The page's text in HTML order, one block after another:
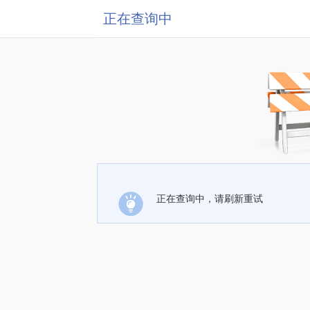
正在查询中
正在查询中，请刷新重试